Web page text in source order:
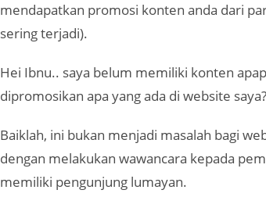
mendapatkan promosi konten anda dari
sering terjadi).
Hei Ibnu.. saya belum memiliki konten
dipromosikan apa yang ada di website saya?
Baiklah, ini bukan menjadi masalah bagi
dengan melakukan wawancara kepada
memiliki pengunjung lumayan.